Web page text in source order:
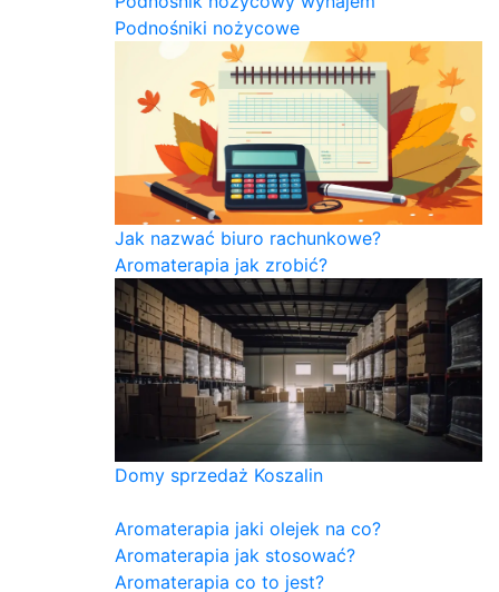
Podnośniki nożycowe
Jak nazwać biuro rachunkowe?
Aromaterapia jak zrobić?
Domy sprzedaż Koszalin
Aromaterapia jaki olejek na co?
Aromaterapia jak stosować?
Aromaterapia co to jest?